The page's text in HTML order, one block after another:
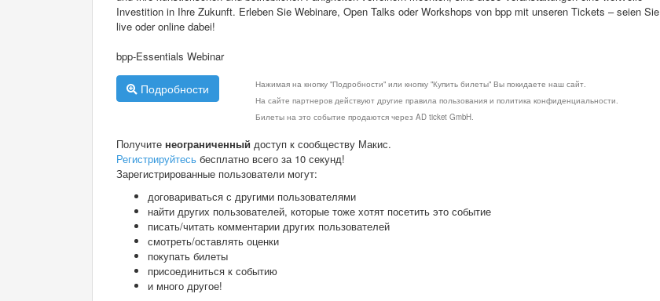
Investition in Ihre Zukunft. Erleben Sie Webinare, Open Talks oder Workshops von bpp mit unseren Tickets – seien Sie
live oder online dabei!
bpp-Essentials Webinar
Подробности
Нажимая на кнопку "Подробности" или кнопку "Купить билеты" Вы покидаете наш сайт.
На сайте партнеров действуют другие правила пользования и политика конфиденциальности.
Билеты на это событие продаются через AD ticket GmbH.
Получите неограниченный доступ к сообществу Макис.
Регистрируйтесь бесплатно всего за 10 секунд!
Зарегистрированные пользователи могут:
договариваться с другими пользователями
найти других пользователей, которые тоже хотят посетить это событие
писать/читать комментарии других пользователей
смотреть/оставлять оценки
покупать билеты
присоединиться к событию
и много другое!